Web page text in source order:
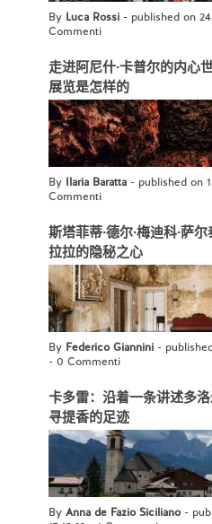
By Luca Rossi - published on
Commenti
走进阿尼什·卡普尔的内心
展览是怎样的
By Ilaria Baratta - published on
Commenti
斯塔菲蒂·德尔·梅迪科·萨
拉拉的隐秘之心
By Federico Giannini -
- 0 Commenti
卡多雷：沿着一条讲述多
寻提香的足迹
By Anna de Fazio Siciliano-